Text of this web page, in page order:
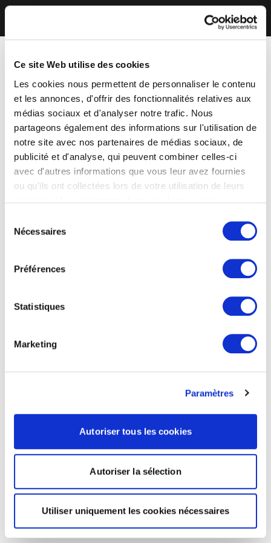
Ce site Web utilise des cookies
Les cookies nous permettent de personnaliser le contenu
et les annonces, d'offrir des fonctionnalités relatives aux
médias sociaux et d'analyser notre trafic. Nous
partageons également des informations sur l'utilisation de
notre site avec nos partenaires de médias sociaux, de
publicité et d'analyse, qui peuvent combiner celles-ci
avec d'autres informations que vous leur avez fournies
ou qu'ils ont collectées lors de votre utilisation de leurs
Nécessaires
Préférences
Statistiques
Marketing
Paramètres
Autoriser tous les cookies
Autoriser la sélection
Utiliser uniquement les cookies nécessaires